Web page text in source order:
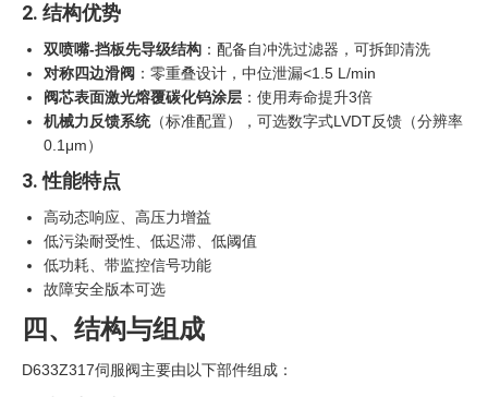
2. 结构优势
双喷嘴-挡板先导级结构 ：配备自冲洗过滤器，可拆卸清洗
对称四边滑阀 ：零重叠设计，中位泄漏<1.5 L/min
阀芯表面激光熔覆碳化钨涂层 ：使用寿命提升3倍
机械力反馈系统（标准配置），可选数字式LVDT反馈（分辨率
0.1μm）
3. 性能特点
高动态响应、高压力增益
低污染耐受性、低迟滞、低阈值
低功耗、带监控信号功能
故障安全版本可选
四、结构与组成
D633Z317伺服阀主要由以下部件组成：